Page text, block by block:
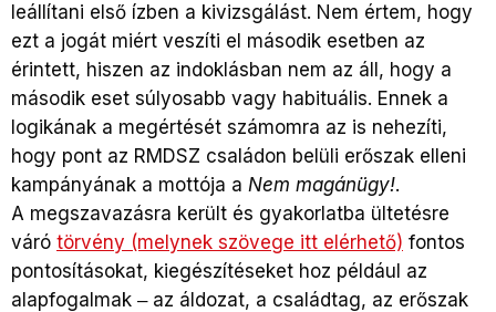
leállítani első ízben a kivizsgálást. Nem értem, hogy
ezt a jogát miért veszíti el második esetben az
érintett, hiszen az indoklásban nem az áll, hogy a
második eset súlyosabb vagy habituális. Ennek a
logikának a megértését számomra az is nehezíti,
hogy pont az RMDSZ családon belüli erőszak elleni
kampányának a mottója a Nem magánügy!.
A megszavazásra került és gyakorlatba ültetésre
váró törvény (melynek szövege itt elérhető) fontos
pontosításokat, kiegészítéseket hoz például az
alapfogalmak ‒ az áldozat, a családtag, az erőszak